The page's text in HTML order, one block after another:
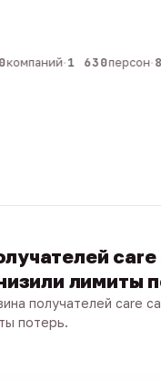
·1 630персон·
лимиты
получателей care
потерь.